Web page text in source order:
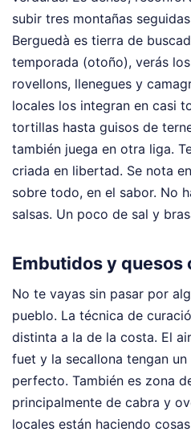
subir tres montañas
Berguedà es tierra de
temporada (otoño), verás
rovellons, llenegues y
locales los integran en casi
tortillas hasta guisos de
también juega en otra liga.
criada en libertad. Se nota
sobre todo, en el sabor. No
salsas. Un poco de sal y
Embutidos y quesos
No te vayas sin pasar por
pueblo. La técnica de
distinta a la de la costa. El
fuet y la secallona tengan
perfecto. También es zona
principalmente de cabra y
locales están haciendo